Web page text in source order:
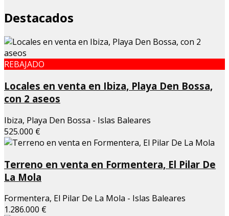
Destacados
REBAJADO
Locales en venta en Ibiza, Playa Den Bossa,
con 2 aseos
Ibiza, Playa Den Bossa - Islas Baleares
525.000 €
Terreno en venta en Formentera, El Pilar De
La Mola
Formentera, El Pilar De La Mola - Islas Baleares
1.286.000 €